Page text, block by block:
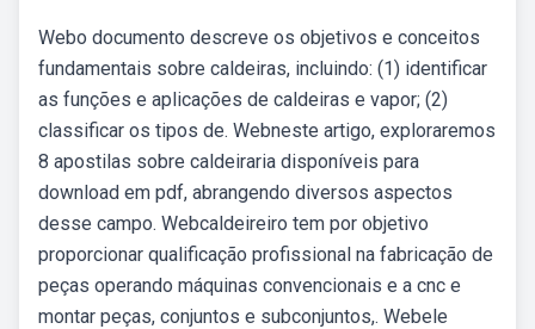
Webo documento descreve os objetivos e conceitos
fundamentais sobre caldeiras, incluindo: (1) identificar
as funções e aplicações de caldeiras e vapor; (2)
classificar os tipos de. Webneste artigo, exploraremos
8 apostilas sobre caldeiraria disponíveis para
download em pdf, abrangendo diversos aspectos
desse campo. Webcaldeireiro tem por objetivo
proporcionar qualificação profissional na fabricação de
peças operando máquinas convencionais e a cnc e
montar peças, conjuntos e subconjuntos,. Webele